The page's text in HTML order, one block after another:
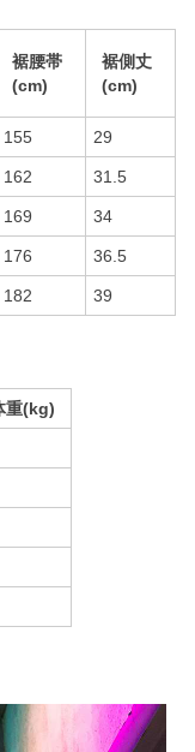
裾腰帯
(cm)
裾側丈
(cm)
155 29
162 31.5
169 34
176 36.5
182 39
重(kg)